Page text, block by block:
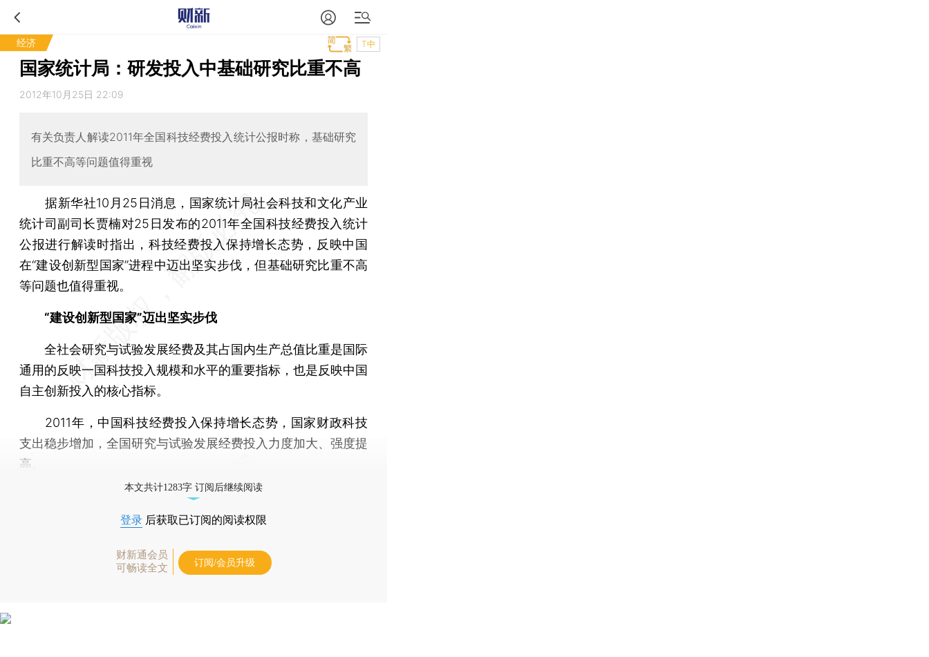
经济 T中
国家统计局：研发投入中基础研究比重不高
2012年10月25日 22:09
有关负责人解读2011年全国科技经费投入统计公报时称，基础研究
比重不高等问题值得重视
据新华社10月25日消息，国家统计局社会科技和文化产业
统计司副司长贾楠对25日发布的2011年全国科技经费投入统计
公报进行解读时指出，科技经费投入保持增长态势，反映中国
在“建设创新型国家”进程中迈出坚实步伐，但基础研究比重不高
等问题也值得重视。
“建设创新型国家”迈出坚实步伐
全社会研究与试验发展经费及其占国内生产总值比重是国际
通用的反映一国科技投入规模和水平的重要指标，也是反映中国
自主创新投入的核心指标。
2011年，中国科技经费投入保持增长态势，国家财政科技
支出稳步增加，全国研究与试验发展经费投入力度加大、强度提
高。
本文共计1283字 订阅后继续阅读
登录 后获取已订阅的阅读权限
财新通会员
可畅读全文
订阅/会员升级